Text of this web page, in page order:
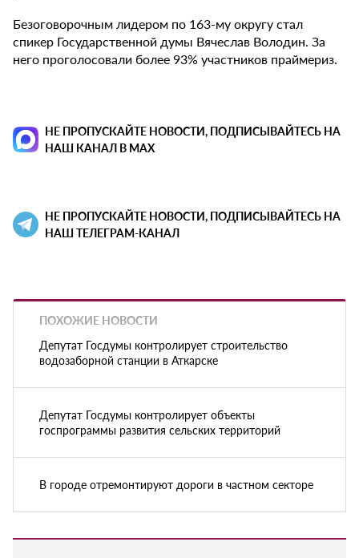
Безоговорочным лидером по 163-му округу стал
спикер Государственной думы Вячеслав Володин. За
него проголосовали более 93% участников праймериз.
НЕ ПРОПУСКАЙТЕ НОВОСТИ, ПОДПИСЫВАЙТЕСЬ НА
НАШ КАНАЛ В MAX
НЕ ПРОПУСКАЙТЕ НОВОСТИ, ПОДПИСЫВАЙТЕСЬ НА
НАШ ТЕЛЕГРАМ-КАНАЛ
ПОХОЖИЕ НОВОСТИ
Депутат Госдумы контролирует строительство
водозаборной станции в Аткарске
Депутат Госдумы контролирует объекты
госпрограммы развития сельских территорий
В городе отремонтируют дороги в частном секторе